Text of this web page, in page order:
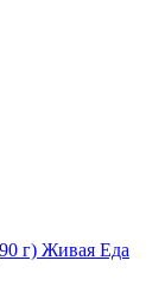
г) Живая Еда